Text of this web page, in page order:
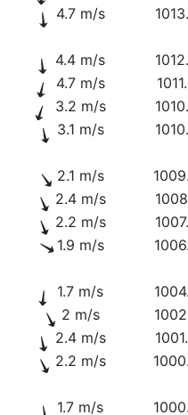
4.7 m/s
4.4 m/s
4.7 m/s
3.2 m/s
3.1 m/s
2.1 m/s
2.4 m/s
2.2 m/s
1.9 m/s
1.7 m/s
2 m/s
2.4 m/s
2.2 m/s
1.7 m/s